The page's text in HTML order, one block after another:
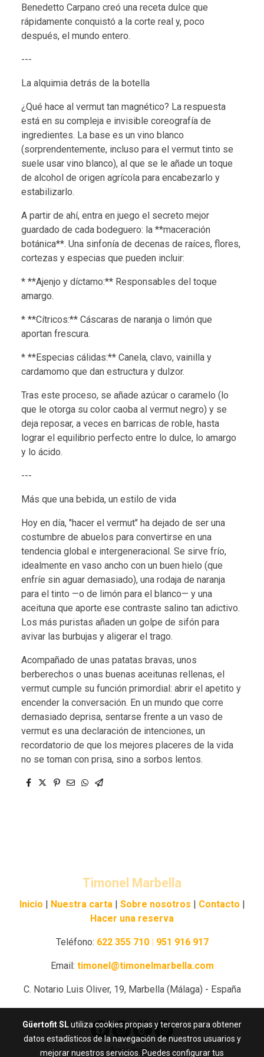
Benedetto Carpano creó una receta dulce que
rápidamente conquistó a la corte real y, poco
después, el mundo entero.
---
La alquimia detrás de la botella
¿Qué hace al vermut tan magnético? La respuesta
está en su compleja e invisible coreografía de
ingredientes. La base es un vino blanco
(sorprendentemente, incluso para el vermut tinto se
suele usar vino blanco), al que se le añade un toque
de alcohol de origen agrícola para encabezarlo y
estabilizarlo.
A partir de ahí, entra en juego el secreto mejor
guardado de cada bodeguero: la **maceración
botánica**. Una sinfonía de decenas de raíces, flores,
cortezas y especias que pueden incluir:
* **Ajenjo y díctamo:** Responsables del toque
amargo.
* **Cítricos:** Cáscaras de naranja o limón que
aportan frescura.
* **Especias cálidas:** Canela, clavo, vainilla y
cardamomo que dan estructura y dulzor.
Tras este proceso, se añade azúcar o caramelo (lo
que le otorga su color caoba al vermut negro) y se
deja reposar, a veces en barricas de roble, hasta
lograr el equilibrio perfecto entre lo dulce, lo amargo
y lo ácido.
---
Más que una bebida, un estilo de vida
Hoy en día, "hacer el vermut" ha dejado de ser una
costumbre de abuelos para convertirse en una
tendencia global e intergeneracional. Se sirve frío,
idealmente en vaso ancho con un buen hielo (que
enfríe sin aguar demasiado), una rodaja de naranja
para el tinto —o de limón para el blanco— y una
aceituna que aporte ese contraste salino tan adictivo.
Los más puristas añaden un golpe de sifón para
avivar las burbujas y aligerar el trago.
Acompañado de unas patatas bravas, unos
berberechos o unas buenas aceitunas rellenas, el
vermut cumple su función primordial: abrir el apetito y
encender la conversación. En un mundo que corre
demasiado deprisa, sentarse frente a un vaso de
vermut es una declaración de intenciones, un
recordatorio de que los mejores placeres de la vida
no se toman con prisa, sino a sorbos lentos.
Timonel Marbella
Inicio | Nuestra carta | Sobre nosotros | Contacto |
Hacer una reserva
Teléfono: 622 355 710 | 951 916 917
Email: timonel@timonelmarbella.com
C. Notario Luis Oliver, 19, Marbella (Málaga) - España
Aviso legal
Güertofit SLutiliza cookies propias y terceros para obtener
datos estadísticos de la navegación de nuestros usuarios y
mejorar nuestros servicios. Puedes configurar tus